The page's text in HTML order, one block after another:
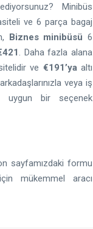
Minibüs
ve 6 parça bagaj
Biznes minibüsü 6
. Daha fazla alana
ve €191’yaaltı
veya iş
uygun bir seçenek
sayfamızdaki formu
mükemmel aracı